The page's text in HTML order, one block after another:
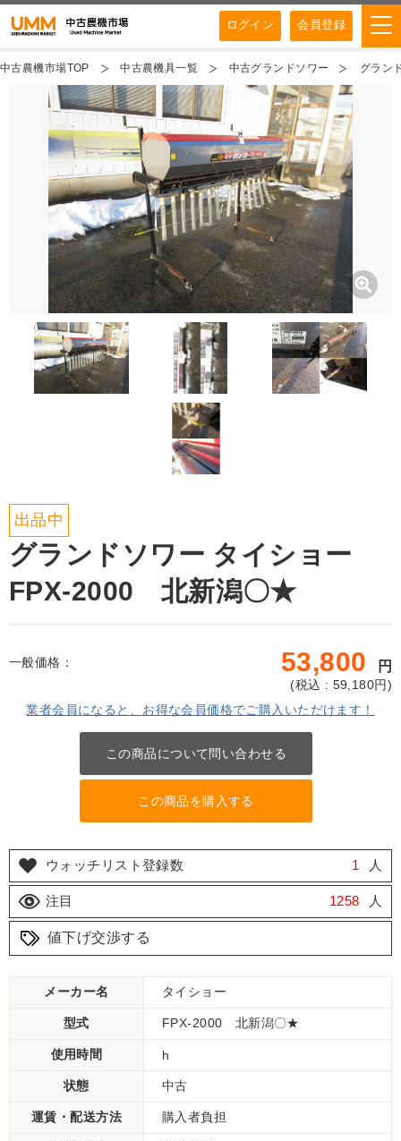
ログイン 会員登録
中古農機市場TOP 中古農機具一覧 中古グランドソワー グラン
出品中
グランドソワー タイショー
FPX-2000 北新潟〇★
一般価格： 53,800 円
(税込 : 59,180円)
業者会員になると、お得な会員価格でご購入いただけます！
この商品について問い合わせる
この商品を購入する
ウォッチリスト登録数 1 人
注目 1258 人
値下げ交渉する
メーカー名 タイショー
型式 FPX-2000 北新潟〇★
使用時間 h
状態 中古
運賃・配送方法 購入者負担